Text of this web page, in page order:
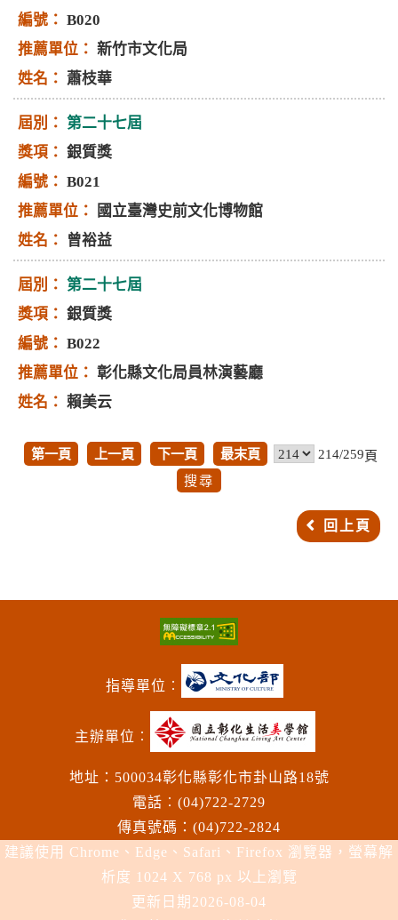
B020
新竹市文化局
蕭枝華
第二十七屆
銀質獎
B021
國立臺灣史前文化博物館
曾裕益
第二十七屆
銀質獎
B022
彰化縣文化局員林演藝廳
賴美云
第一頁 上一頁 下一頁 最末頁 214/259頁
回上頁
指導單位︰
主辦單位︰
地址：500034彰化縣彰化市卦山路18號
電話︰(04)722-2729
傳真號碼：(04)722-2824
建議使用 Chrome、Edge、Safari、Firefox 瀏覽器，螢幕解
析度 1024 X 768 px 以上瀏覽
更新日期 2026-08-04